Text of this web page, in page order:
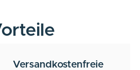
Versandkostenfreie